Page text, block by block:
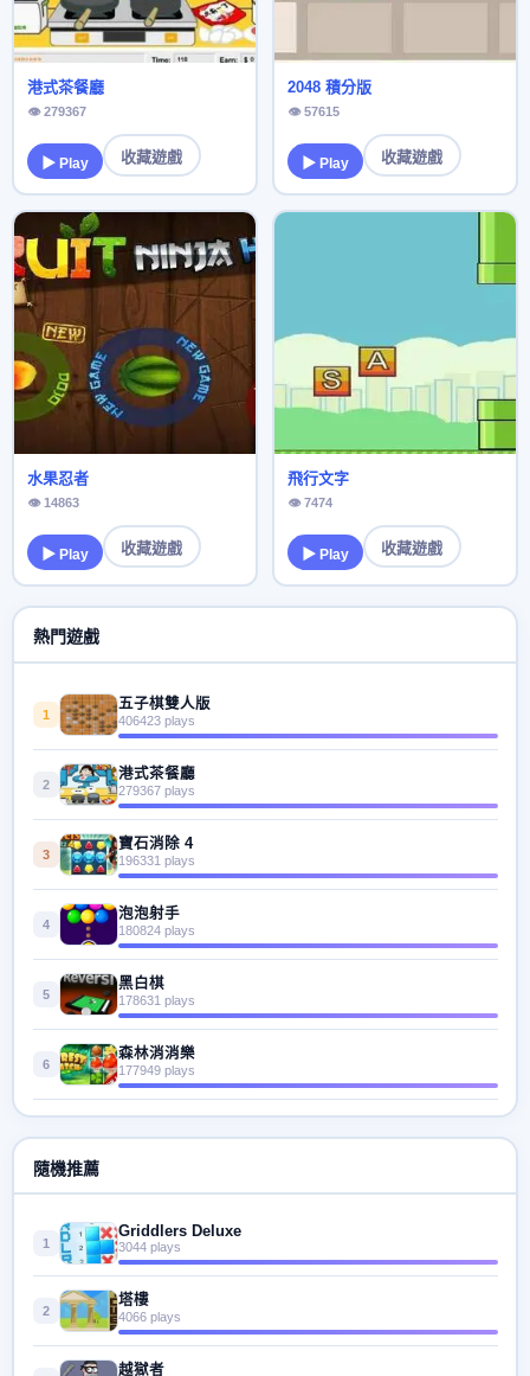
港式茶餐廳
👁 279367
▶ Play 收藏遊戲
2048 積分版
👁 57615
▶ Play 收藏遊戲
水果忍者
👁 14863
▶ Play 收藏遊戲
飛行文字
👁 7474
▶ Play 收藏遊戲
熱門遊戲
1
五子棋雙人版
406423 plays
2
港式茶餐廳
279367 plays
3
寶石消除 4
196331 plays
4
泡泡射手
180824 plays
5
黑白棋
178631 plays
6
森林消消樂
177949 plays
隨機推薦
1
Griddlers Deluxe
3044 plays
2
塔樓
4066 plays
越獄者